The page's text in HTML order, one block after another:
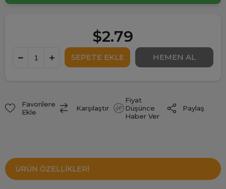
$2.79
Favorilere
Ekle
Karşılaştır
Fiyat
Düşünce
Haber Ver
Paylaş
ÜRÜN ÖZELLIKLERI